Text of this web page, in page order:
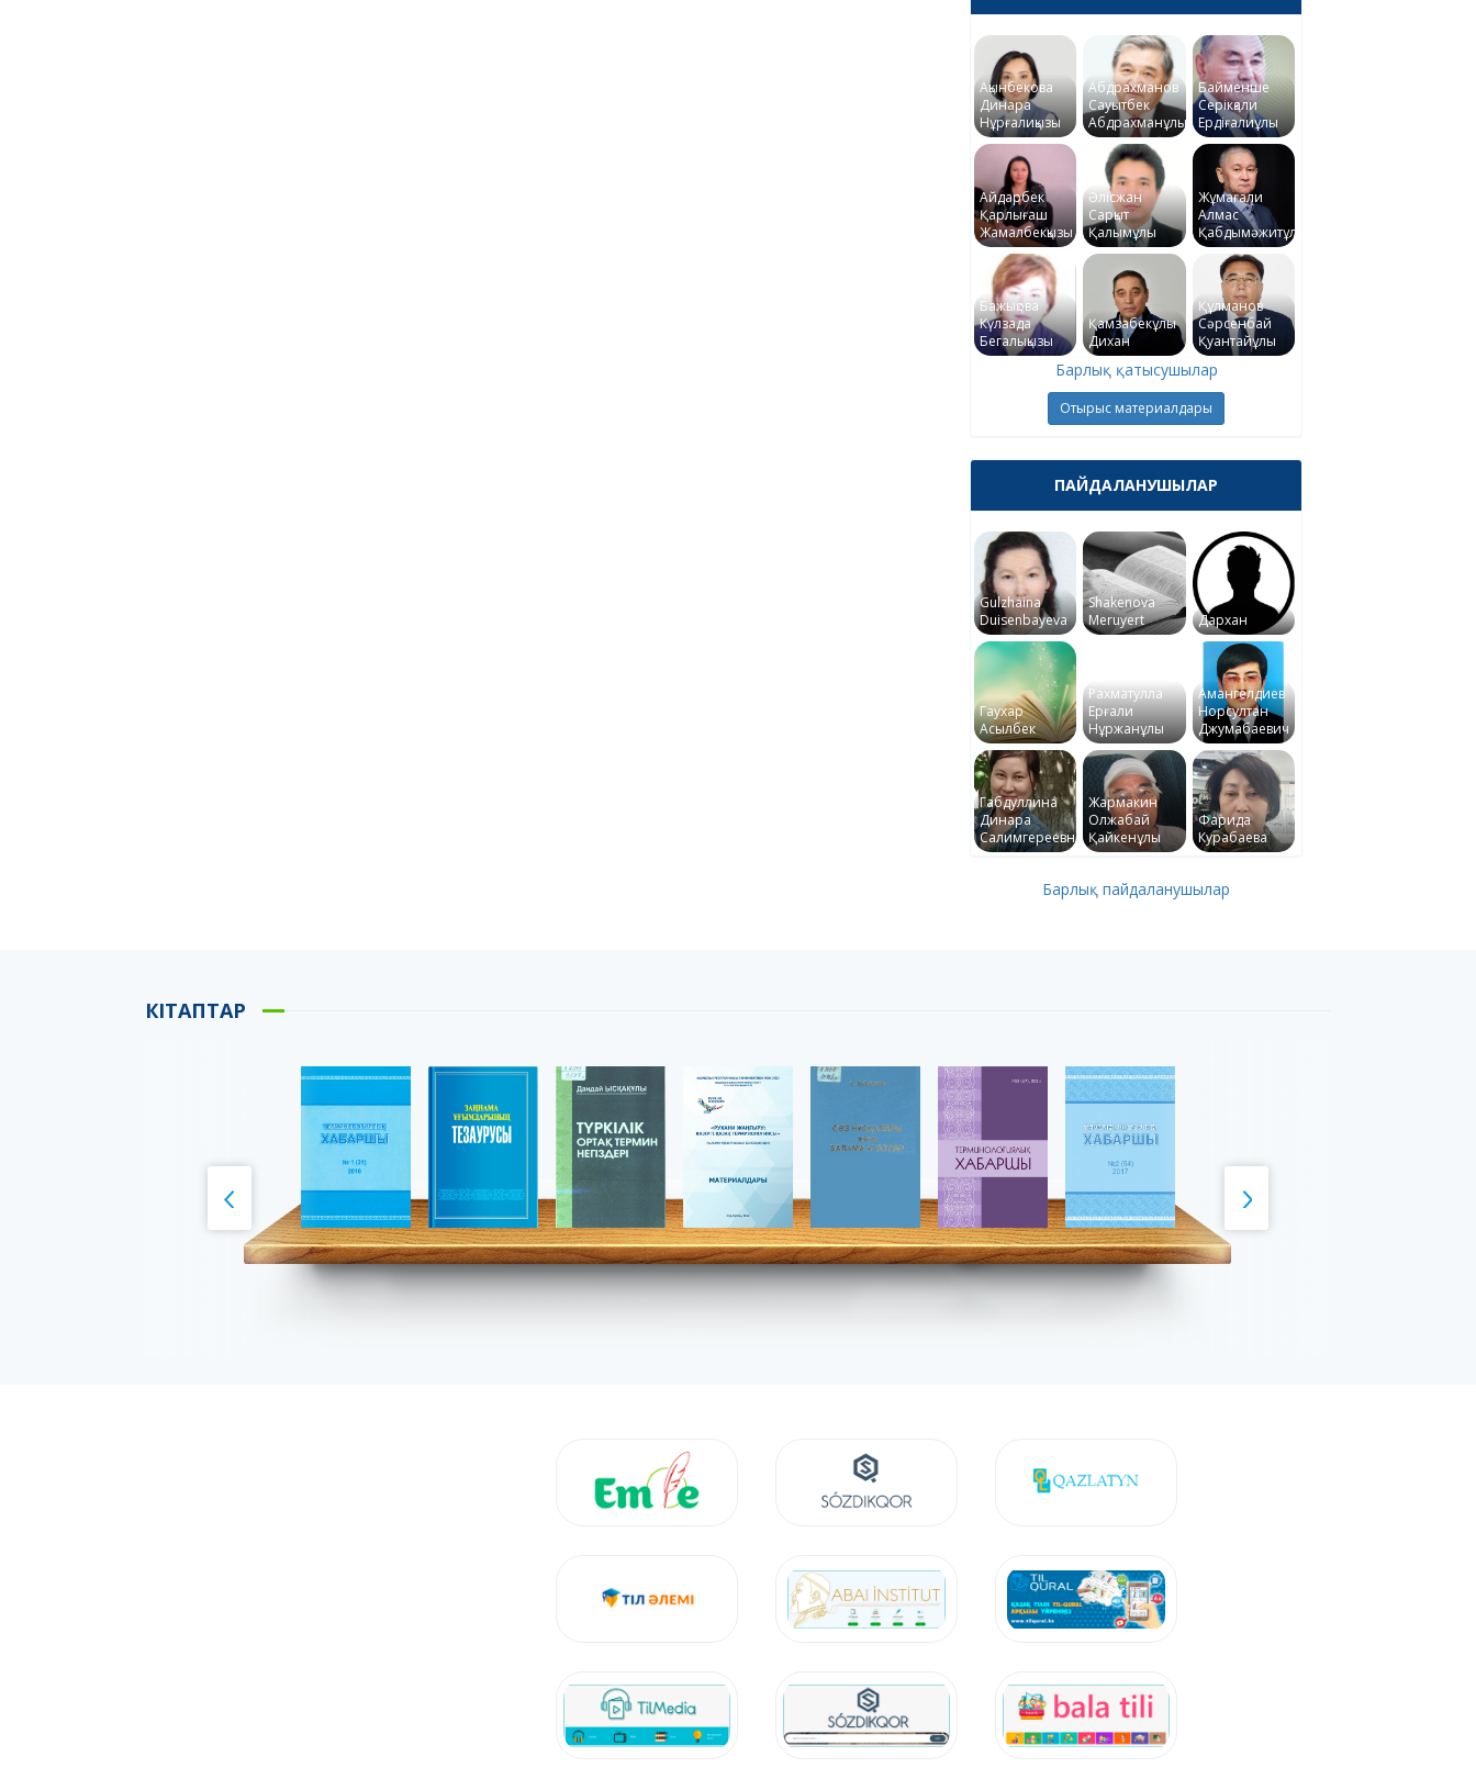
Ақынбекова
Динара
Нұрғалиқызы
Абдрахманов
Сауытбек
Абдрахманұлы
Байменше
Серікқали
Ердіғалиұлы
Айдарбек
Қарлығаш
Жамалбекқызы
Әлісжан
Сарқыт
Қалымұлы
Жұмағали
Алмас
Қабдымәжитұлы
Бажықова
Күлзада
Бегалықызы
Қамзабекұлы
Дихан
Құлманов
Сәрсенбай
Қуантайұлы
Барлық қатысушылар
Отырыс материалдары
ПАЙДАЛАНУШЫЛАР
Gulzhaina
Duisenbayeva
Shakenova
Meruyert
Дархан
Гаухар
Асылбек
Рахматулла
Ерғали
Нұржанұлы
Амангелдиев
Норсултан
Джумабаевич
Габдуллина
Динара
Салимгереевна
Жармакин
Олжабай
Қайкенұлы
Фарида
Курабаева
Барлық пайдаланушылар
КІТАПТАР